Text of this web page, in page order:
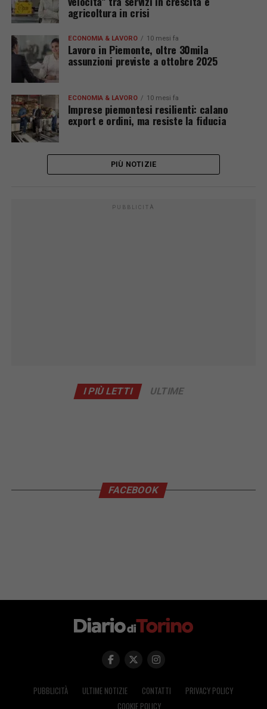
agricoltura in crisi
ECONOMIA & LAVORO 10 mesi fa
Lavoro in Piemonte, oltre 30mila
assunzioni previste a ottobre 2025
ECONOMIA & LAVORO 10 mesi fa
Imprese piemontesi resilienti: calano
export e ordini, ma resiste la fiducia
PIÙ NOTIZIE
PUBBLICITÀ
I PIÙ LETTI ULTIME
FACEBOOK
PUBBLICITÀ ULTIME NOTIZIE CONTATTI
PRIVACY POLICY
COOKIE POLICY